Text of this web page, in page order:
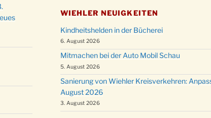
WIEHLER NEUIGKEITEN
Kindheitshelden in der Bücherei
6. August 2026
Mitmachen bei der Auto Mobil Schau
5. August 2026
Sanierung von Wiehler Kreisverkehren:
August 2026
3. August 2026